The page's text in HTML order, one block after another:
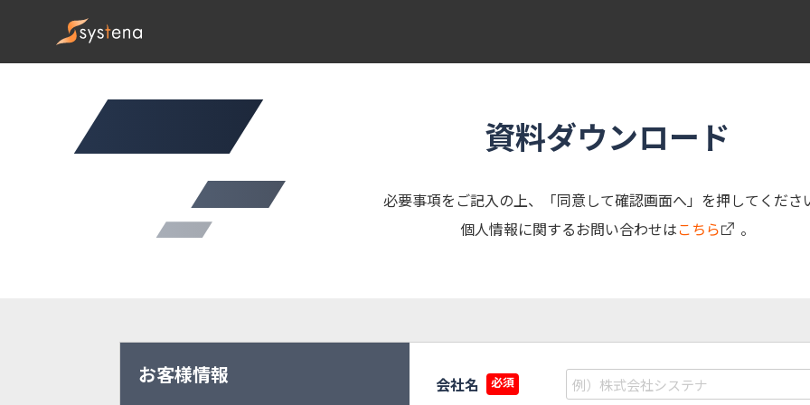
資料ダウンロード
必要事項をご記入の上、
「同意して確認画面へ」を押してくださ
個人情報に関するお問い合わせはこちら 。
お客様情報 会社名 必須